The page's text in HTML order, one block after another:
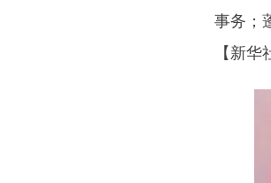
事务；
【新华